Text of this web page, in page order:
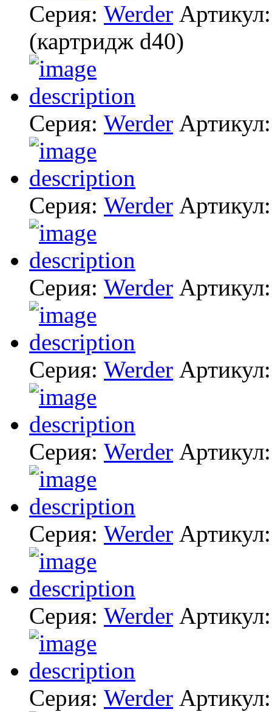
Серия: Werder
(картридж d40)
Серия: Werder
Серия: Werder
Серия: Werder
Серия: Werder
Серия: Werder
Серия: Werder
Серия: Werder
Серия: Werder